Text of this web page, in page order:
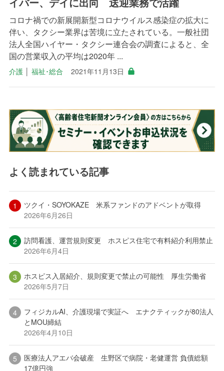
コロナ禍での新展開新型コロナウイルス感染症の拡大に
伴い、タクシー業界は苦境に立たされている。一般社団
法人全国ハイヤー・タクシー連合会の調査によると、全
国の営業収入の平均は2020年 ...
介護│ 福祉･総合 2021年11月13日
よく読まれている記事
ツクイ・SOYOKAZE 米系ファンドのアドベントが取得
2026年6月26日
訪問看護、運営規則変更 ホスピス住宅で有料紹介利用禁止
2026年6月4日
ホスピス入居紹介、規則変更で禁止の可能性 厚生労働省
2026年5月7日
フィジカルAI、介護現場で実証へ エナクティックが80法人
とMOU締結
2026年4月10日
医療法人アエバ会破産 生野区で病院・老健運営 負債総額
17億円強